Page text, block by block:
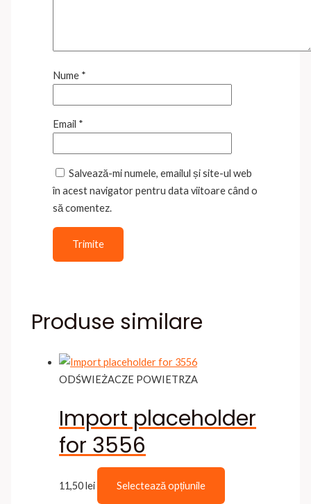
Nume *
Email *
Salvează-mi numele, emailul și site-ul web
în acest navigator pentru data viitoare când o
să comentez.
Produse similare
ODŚWIEŻACZE POWIETRZA
Import placeholder
for 3556
11,50lei Selectează opțiunile